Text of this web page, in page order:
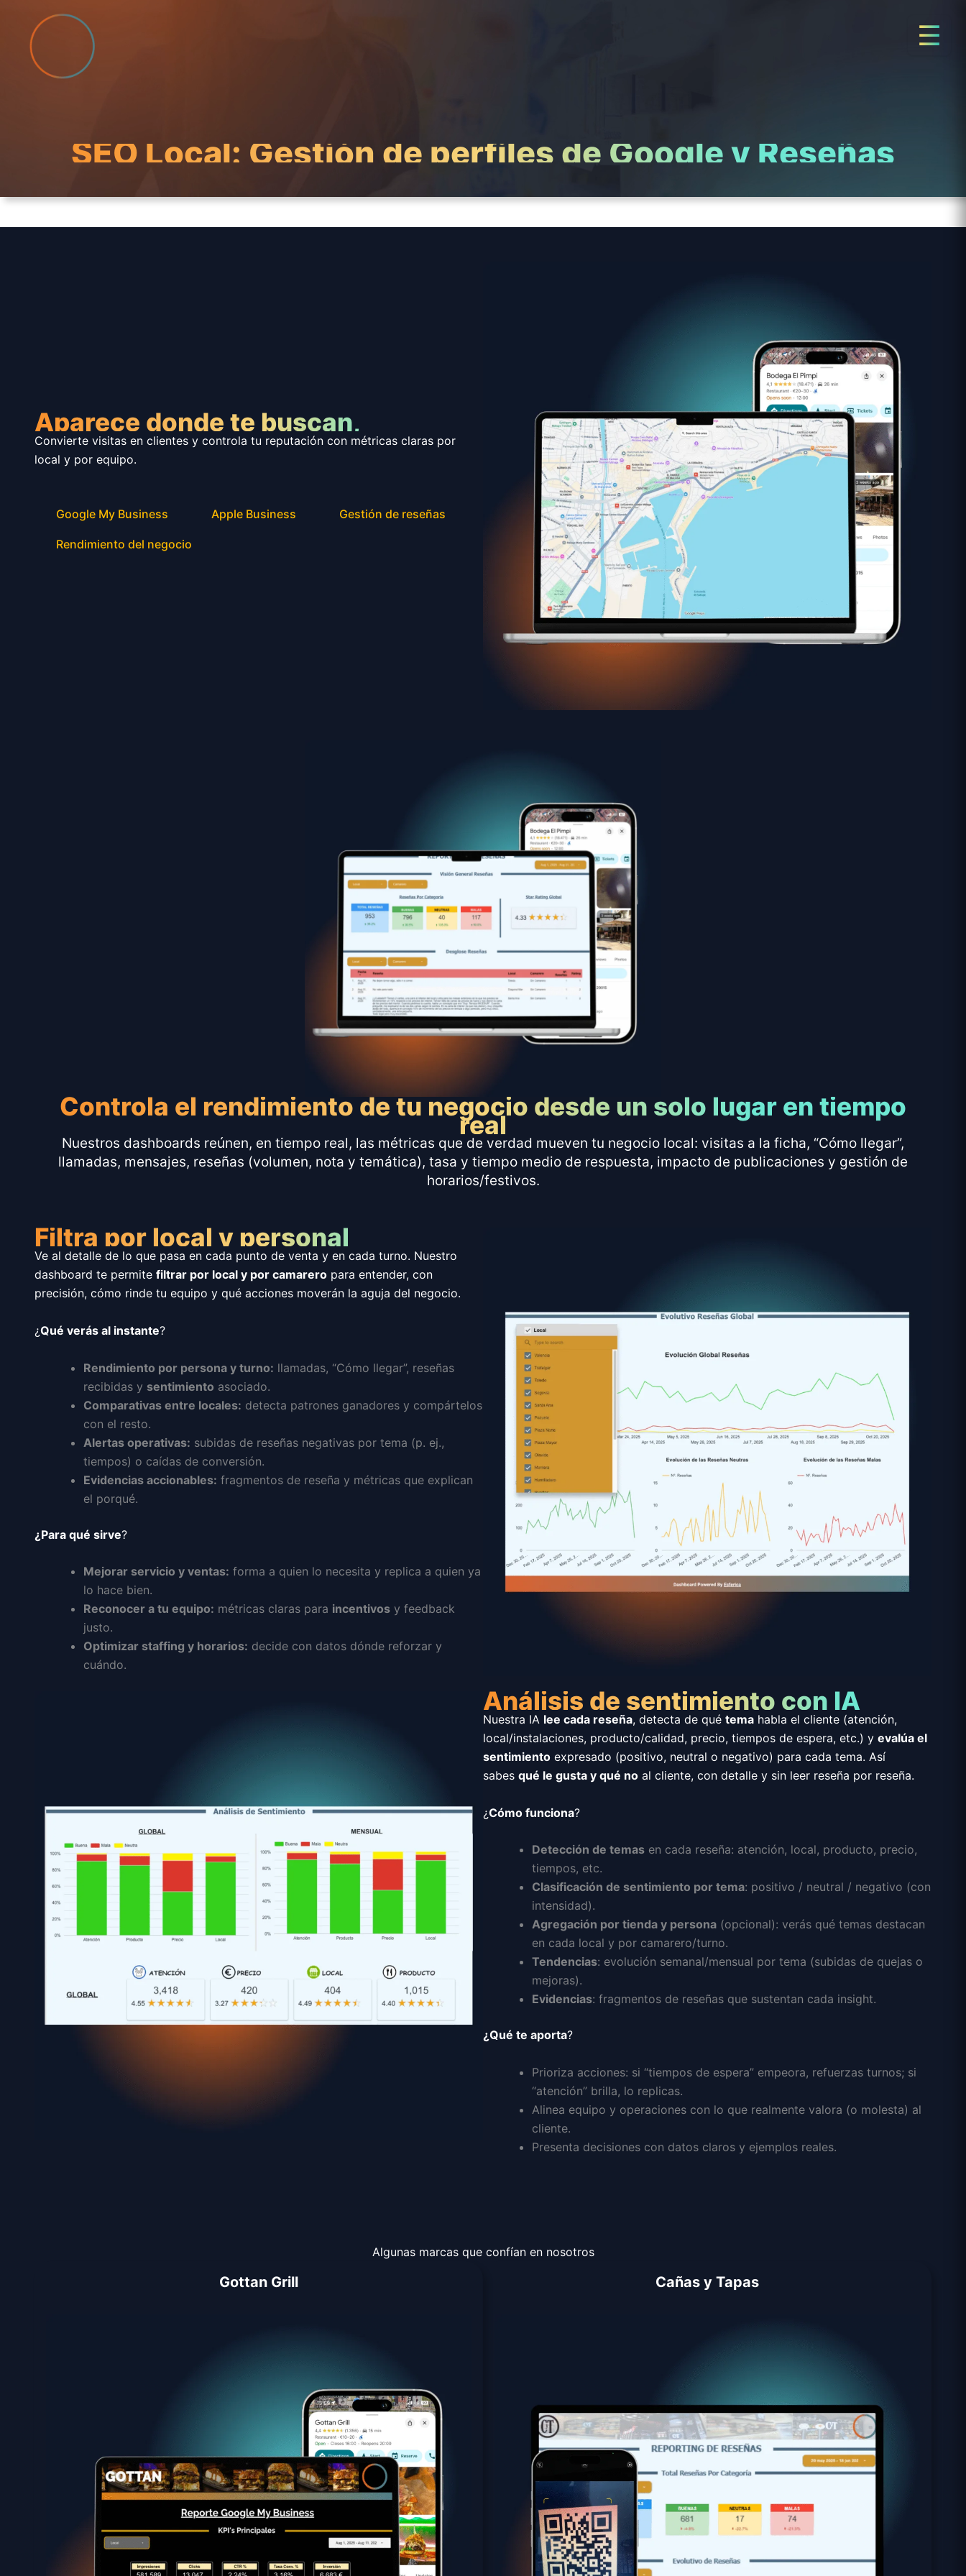
☰
contenido
SEO Local: Gestión de perfiles de Google y Reseñas
Aparece donde te buscan,
Convierte visitas en clientes y controla tu reputación con métricas claras por
local y por equipo.
Google My Business Apple Business Gestión de reseñas
Rendimiento del negocio
Controla el rendimiento de tu negocio desde un solo lugar en tiempo
real
Nuestros dashboards reúnen, en tiempo real, las métricas que de verdad mueven tu negocio local: visitas a la ficha, “Cómo llegar”,
llamadas, mensajes, reseñas (volumen, nota y temática), tasa y tiempo medio de respuesta, impacto de publicaciones y gestión de
horarios/festivos.
Filtra por local y personal
Ve al detalle de lo que pasa en cada punto de venta y en cada turno. Nuestro
dashboard te permite filtrar por local y por camarero para entender, con
precisión, cómo rinde tu equipo y qué acciones moverán la aguja del negocio.
¿Qué verás al instante?
Rendimiento por persona y turno: llamadas, “Cómo llegar”, reseñas
recibidas y sentimiento asociado.
Comparativas entre locales: detecta patrones ganadores y compártelos
con el resto.
Alertas operativas: subidas de reseñas negativas por tema (p. ej.,
tiempos) o caídas de conversión.
Evidencias accionables: fragmentos de reseña y métricas que explican
el porqué.
¿Para qué sirve?
Mejorar servicio y ventas: forma a quien lo necesita y replica a quien ya
lo hace bien.
Reconocer a tu equipo: métricas claras para incentivos y feedback
justo.
Optimizar staffing y horarios: decide con datos dónde reforzar y
cuándo.
Análisis de sentimiento con IA
Nuestra IA lee cada reseña, detecta de qué tema habla el cliente (atención,
local/instalaciones, producto/calidad, precio, tiempos de espera, etc.) y evalúa el
sentimiento expresado (positivo, neutral o negativo) para cada tema. Así
sabes qué le gusta y qué no al cliente, con detalle y sin leer reseña por reseña.
¿Cómo funciona?
Detección de temas en cada reseña: atención, local, producto, precio,
tiempos, etc.
Clasificación de sentimiento por tema: positivo / neutral / negativo (con
intensidad).
Agregación por tienda y persona (opcional): verás qué temas destacan
en cada local y por camarero/turno.
Tendencias: evolución semanal/mensual por tema (subidas de quejas o
mejoras).
Evidencias: fragmentos de reseñas que sustentan cada insight.
¿Qué te aporta?
Prioriza acciones: si “tiempos de espera” empeora, refuerzas turnos; si
“atención” brilla, lo replicas.
Alinea equipo y operaciones con lo que realmente valora (o molesta) al
cliente.
Presenta decisiones con datos claros y ejemplos reales.
Algunas marcas que confían en nosotros
Gottan Grill Cañas y Tapas